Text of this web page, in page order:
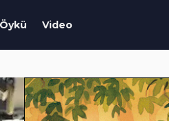
Öykü Video